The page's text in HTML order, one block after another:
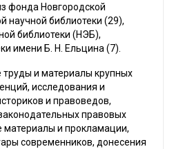
фонда Новгородской
научной библиотеки (29),
библиотеки (НЭБ),
имени Б. Н. Ельцина (7).
и материалы крупных
исследования и
и правоведов,
правовых
материалы и прокламации,
современников, донесения